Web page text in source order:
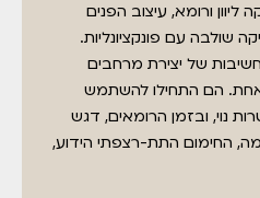
ורומא, עיצוב הפנים
שולבה עם פונקציונליות.
של יצירת מרחבים
אחת. הם התחילו להשתמש
נוי, ובזמן הרומאים, דגש
החימום התת-רצפתי הידוע,